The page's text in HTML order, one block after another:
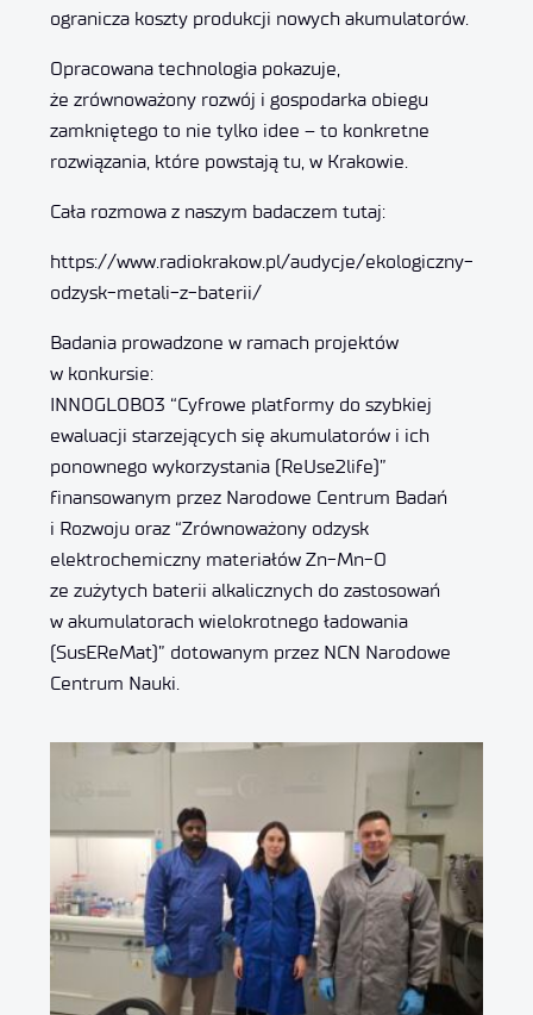
ogranicza koszty produkcji nowych akumulatorów.
Opracowana technologia pokazuje,
że zrównoważony rozwój i gospodarka obiegu
zamkniętego to nie tylko idee – to konkretne
rozwiązania, które powstają tu, w Krakowie.
Cała rozmowa z naszym badaczem tutaj:
https://www.radiokrakow.pl/audycje/ekologiczny-
odzysk-metali-z-baterii/
Badania prowadzone w ramach projektów
w konkursie:
INNOGLOBO3 “Cyfrowe platformy do szybkiej
ewaluacji starzejących się akumulatorów i ich
ponownego wykorzystania (ReUse2life)”
finansowanym przez Narodowe Centrum Badań
i Rozwoju oraz “Zrównoważony odzysk
elektrochemiczny materiałów Zn-Mn-O
ze zużytych baterii alkalicznych do zastosowań
w akumulatorach wielokrotnego ładowania
(SusEReMat)” dotowanym przez NCN Narodowe
Centrum Nauki.